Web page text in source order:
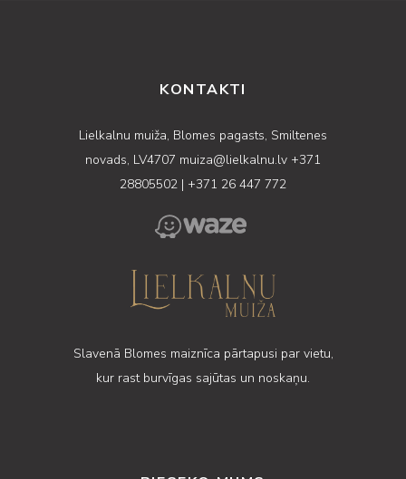
KONTAKTI
Lielkalnu muiža, Blomes pagasts, Smiltenes
novads, LV4707 muiza@lielkalnu.lv +371
28805502 | +371 26 447 772
Slavenā Blomes maiznīca pārtapusi par vietu,
kur rast burvīgas sajūtas un noskaņu.